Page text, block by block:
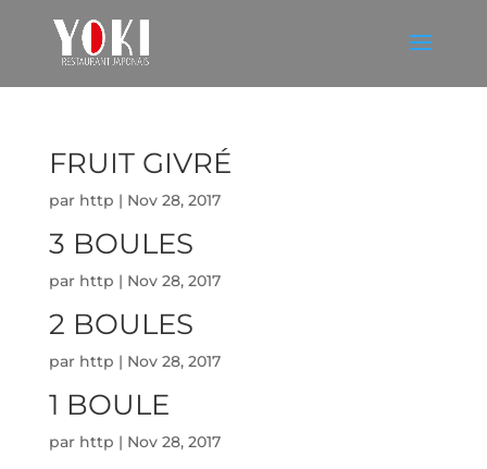
FRUIT GIVRÉ
par http | Nov 28, 2017
3 BOULES
par http | Nov 28, 2017
2 BOULES
par http | Nov 28, 2017
1 BOULE
par http | Nov 28, 2017